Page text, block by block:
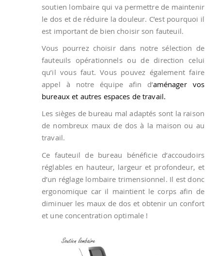
soutien lombaire qui va permettre de maintenir
le dos et de réduire la douleur. C’est pourquoi il
est important de bien choisir son fauteuil.
Vous pourrez choisir dans notre sélection de
fauteuils opérationnels ou de direction celui
qu’il vous faut. Vous pouvez également faire
appel à notre équipe afin d’aménager vos
bureaux et autres espaces de travail.
Les sièges de bureau mal adaptés sont la raison
de nombreux maux de dos à la maison ou au
travail.
Ce fauteuil de bureau bénéficie d’accoudoirs
réglables en hauteur, largeur et profondeur, et
d’un réglage lombaire trimensionnel. Il est donc
ergonomique car il maintient le corps afin de
diminuer les maux de dos et obtenir un confort
et une concentration optimale !